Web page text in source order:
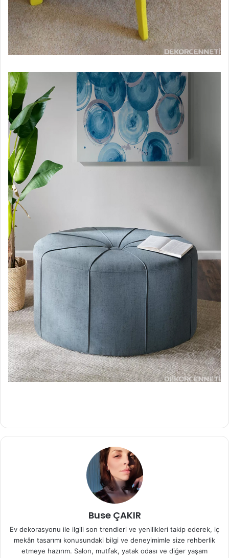
Buse ÇAKIR
Ev dekorasyonu ile ilgili son trendleri ve yenilikleri takip ederek, iç
mekân tasarımı konusundaki bilgi ve deneyimimle size rehberlik
etmeye hazırım. Salon, mutfak, yatak odası ve diğer yaşam